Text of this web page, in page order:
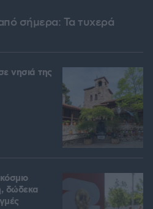
σήμερα: Τα τυχερά
νησιά της
δώδεκα